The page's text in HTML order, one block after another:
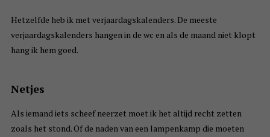
Hetzelfde heb ik met verjaardagskalenders. De meeste
verjaardagskalenders hangen in de wc en als de maand niet klopt
hang ik hem goed.
Netjes
Als iemand iets scheef neerzet moet ik het altijd recht zetten
zoals het stond. Of de naden van een lampenkamp die moeten